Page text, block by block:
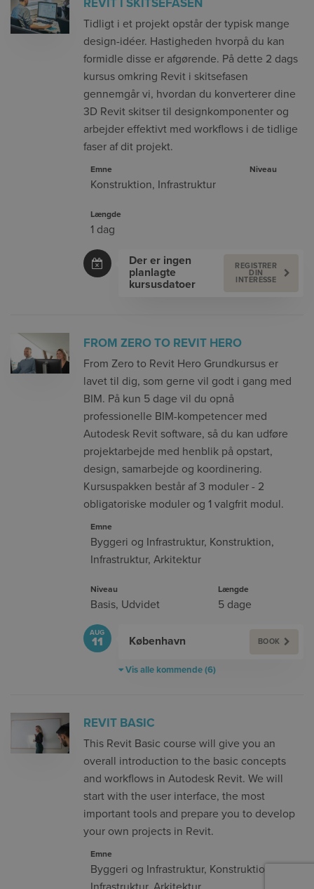
Tidligt i et projekt opstår der typisk mange
design-idéer. Hastigheden hvorpå du kan
formidle disse er afgørende. På dette 2 dags
kursus omkring Revit i skitsefasen
gennemgår vi, hvordan du konverterer dine
3D Revit skitser til designkomponenter og
arbejder effektivt med workflows i de tidlige
faser af dit projekt.
Emne
Konstruktion, Infrastruktur
Niveau
Længde
1 dag
Der er ingen
planlagte
kursusdatoer
REGISTRER
DIN
INTERESSE
FROM ZERO TO REVIT HERO
From Zero to Revit Hero Grundkursus er
lavet til dig, som gerne vil godt i gang med
BIM. På kun 5 dage vil du opnå
professionelle BIM-kompetencer med
Autodesk Revit software, så du kan udføre
projektarbejde med henblik på opstart,
design, samarbejde og koordinering.
Kursuspakken består af 3 moduler - 2
obligatoriske moduler og 1 valgfrit modul.
Emne
Byggeri og Infrastruktur, Konstruktion,
Infrastruktur, Arkitektur
Niveau
Basis, Udvidet
Længde
5 dage
AUG
11 København BOOK
Vis alle kommende (6)
REVIT BASIC
This Revit Basic course will give you an
overall introduction to the basic concepts
and workflows in Autodesk Revit. We will
start with the user interface, the most
important tools and prepare you to develop
your own projects in Revit.
Emne
Byggeri og Infrastruktur, Konstruktion